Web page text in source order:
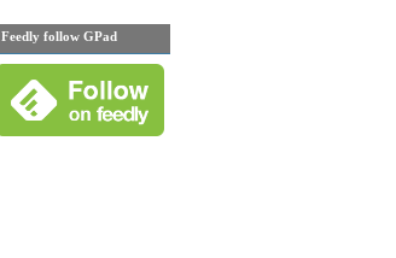
Feedly follow GPad